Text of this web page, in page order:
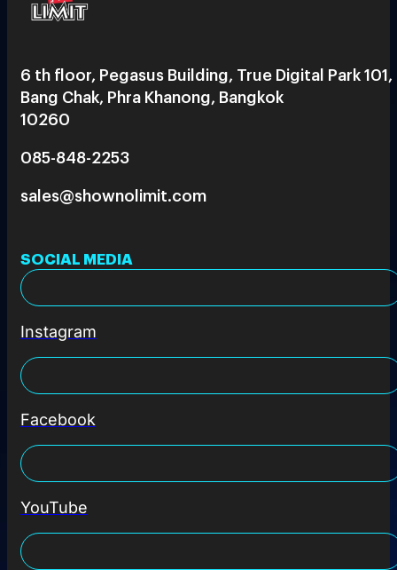
6 th floor, Pegasus Building, True Digital Park 101,
Bang Chak, Phra Khanong, Bangkok
10260
085-848-2253
sales@shownolimit.com
SOCIAL MEDIA
Instagram
Facebook
YouTube